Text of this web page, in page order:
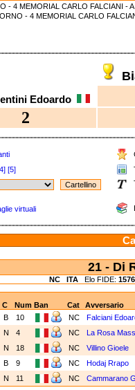
- 4 MEMORIAL CARLO FALCIANI - A
- 4 MEMORIAL CARLO
Edoardo
2
[5]
virtuali
21 - Di
NC ITA Elo FIDE: 1576
C NumBan Cat
Avversario
B 10 NC
Falciani
N 4 NC
La Rosa
N 18 NC
Villino Gioele
B 9 NC
Hodaj Rrapo
N 11 NC Cammarano